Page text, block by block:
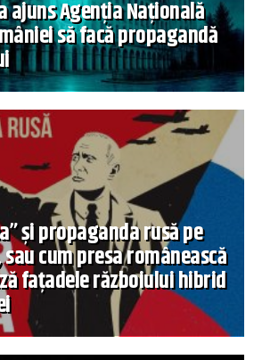
ajuns Agenția Națională
să facă propagandă
și propaganda rusă pe
cum presa românească
fațadele războiului hibrid